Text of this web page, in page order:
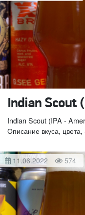
Indian Scout
Indian Scout (IPA -
Описание вкуса,
11.06.2022 574